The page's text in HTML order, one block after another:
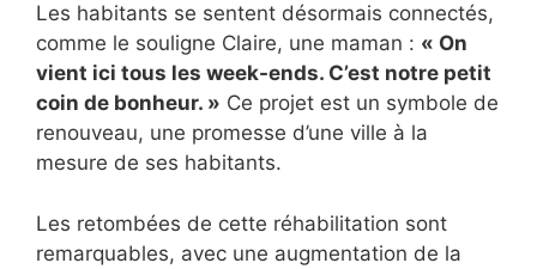
Les habitants se sentent désormais connectés,
comme le souligne Claire, une maman : « On
vient ici tous les week-ends. C’est notre petit
coin de bonheur. » Ce projet est un symbole de
renouveau, une promesse d’une ville à la
mesure de ses habitants.
Les retombées de cette réhabilitation sont
remarquables, avec une augmentation de la